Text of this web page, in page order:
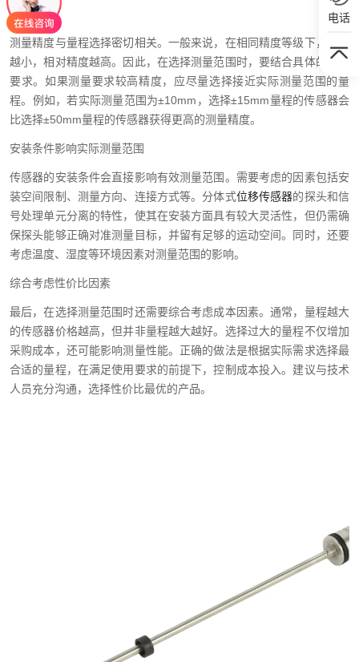
测量精度与量程选择密切相关。一般来说，在相同精度等级下，量程
越小，相对精度越高。因此，在选择测量范围时，要结合具体的精度
要求。如果测量要求较高精度，应尽量选择接近实际测量范围的量
程。例如，若实际测量范围为±10mm，选择±15mm量程的传感器会
比选择±50mm量程的传感器获得更高的测量精度。
安装条件影响实际测量范围
传感器的安装条件会直接影响有效测量范围。需要考虑的因素包括安
装空间限制、测量方向、连接方式等。分体式位移传感器的探头和信
号处理单元分离的特性，使其在安装方面具有较大灵活性，但仍需确
保探头能够正确对准测量目标，并留有足够的运动空间。同时，还要
考虑温度、湿度等环境因素对测量范围的影响。
综合考虑性价比因素
最后，在选择测量范围时还需要综合考虑成本因素。通常，量程越大
的传感器价格越高，但并非量程越大越好。选择过大的量程不仅增加
采购成本，还可能影响测量性能。正确的做法是根据实际需求选择最
合适的量程，在满足使用要求的前提下，控制成本投入。建议与技术
人员充分沟通，选择性价比最优的产品。
电话